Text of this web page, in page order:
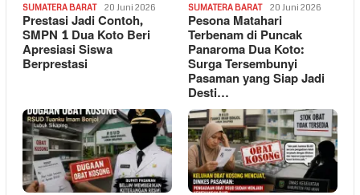
SUMATERA BARAT 20 Juni 2026
Prestasi Jadi Contoh,
SMPN 1 Dua Koto Beri
Apresiasi Siswa
Berprestasi
SUMATERA BARAT 20 Juni 2026
Pesona Matahari
Terbenam di Puncak
Panaroma Dua Koto:
Surga Tersembunyi
Pasaman yang Siap Jadi
Desti…